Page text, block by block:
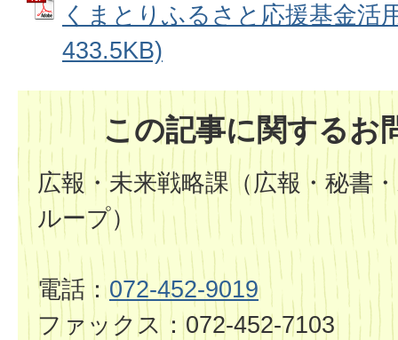
くまとりふるさと応援基金活
433.5KB)
この記事に関するお
広報・未来戦略課（広報・秘書
ループ）
電話：072-452-9019
ファックス：072-452-7103